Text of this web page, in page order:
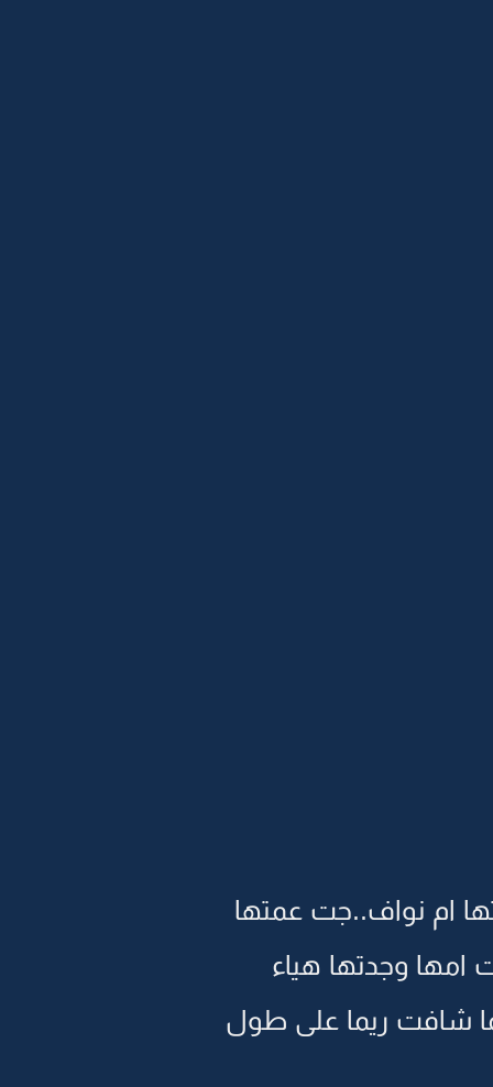
ام نواف..جت عمتها
وجدتها هياء
شافت ريما على طول